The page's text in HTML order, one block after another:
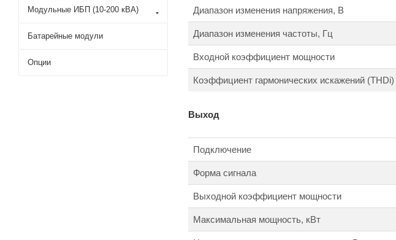
Диапазон изменения напряжения, В
Диапазон изменения частоты, Гц
Входной коэффициент мощности
Коэффициент гармонических искажений (THDi)
Выход
Подключение
Форма сигнала
Выходной коэффициент мощности
Максимальная мощность, кВт
Модульные ИБП (10-200 кВА)
Батарейные модули
Опции